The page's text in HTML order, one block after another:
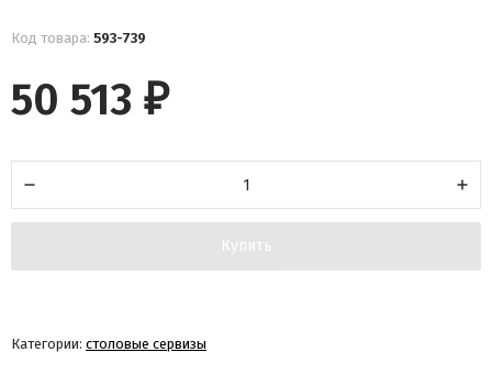
Код товара: 593-739
50 513 ₽
Купить
Категории: столовые сервизы